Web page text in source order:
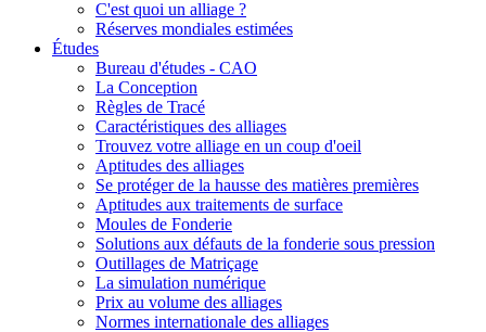
C'est quoi un alliage ?
Réserves mondiales estimées
Études
Bureau d'études - CAO
La Conception
Règles de Tracé
Caractéristiques des alliages
Trouvez votre alliage en un coup d'oeil
Aptitudes des alliages
Se protéger de la hausse des matières premières
Aptitudes aux traitements de surface
Moules de Fonderie
Solutions aux défauts de la fonderie sous pression
Outillages de Matriçage
La simulation numérique
Prix au volume des alliages
Normes internationale des alliages